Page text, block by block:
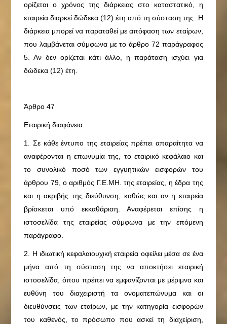
ορίζεται ο χρόνος της διάρκειας στο καταστατικό, η
εταιρεία διαρκεί δώδεκα (12) έτη από τη σύσταση της. Η
διάρκεια μπορεί να παραταθεί με απόφαση των εταίρων,
που λαμβάνεται σύμφωνα με το άρθρο 72 παράγραφος
5. Αν δεν ορίζεται κάτι άλλο, η παράταση ισχύει για
δώδεκα (12) έτη.
Άρθρο 47
Εταιρική διαφάνεια
1. Σε κάθε έντυπο της εταιρείας πρέπει απαραίτητα να
αναφέρονται η επωνυμία της, το εταιρικό κεφάλαιο και
το συνολικό ποσό των εγγυητικών εισφορών του
άρθρου 79, ο αριθμός Γ.Ε.ΜΗ. της εταιρείας, η έδρα της
και η ακριβής της διεύθυνση, καθώς και αν η εταιρεία
βρίσκεται υπό εκκαθάριση. Αναφέρεται επίσης η
ιστοσελίδα της εταιρείας σύμφωνα με την επόμενη
παράγραφο.
2. Η ιδιωτική κεφαλαιουχική εταιρεία οφείλει μέσα σε ένα
μήνα από τη σύσταση της να αποκτήσει εταιρική
ιστοσελίδα, όπου πρέπει να εμφανίζονται με μέριμνα και
ευθύνη του διαχειριστή τα ονοματεπώνυμα και οι
διευθύνσεις των εταίρων, με την κατηγορία εισφορών
του καθενός, το πρόσωπο που ασκεί τη διαχείριση,